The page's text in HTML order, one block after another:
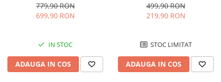
interioara, H 83 cm, Sticla
Neagra
779,90 RON
699,90 RON
IN STOC
ADAUGA IN COS
Termostat 80 - 200 °C, 12
programe, Negru
499,90 RON
219,90 RON
STOC LIMITAT
ADAUGA IN COS